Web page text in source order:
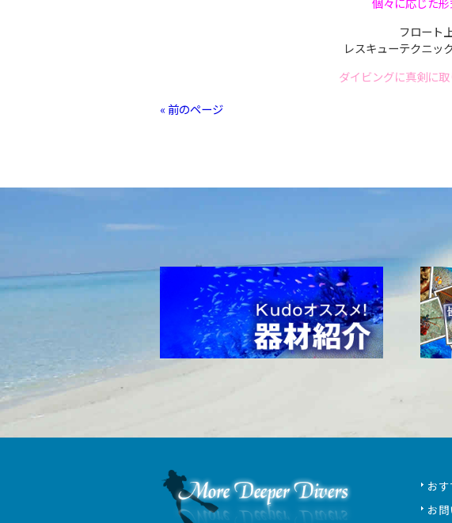
フロート
レスキューテクニッ
ダイビングに真剣に
« 前のページ
お
お